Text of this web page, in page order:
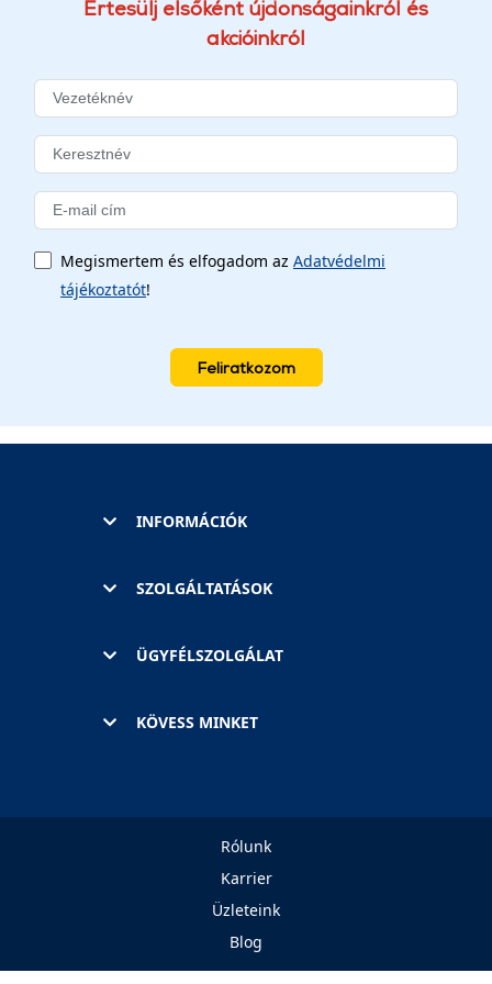
Értesülj elsőként újdonságainkról és
akcióinkról
Megismertem és elfogadom az Adatvédelmi
tájékoztatót!
Feliratkozom
INFORMÁCIÓK
SZOLGÁLTATÁSOK
ÜGYFÉLSZOLGÁLAT
KÖVESS MINKET
Rólunk
Karrier
Üzleteink
Blog